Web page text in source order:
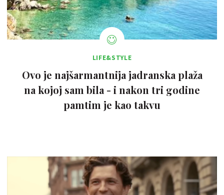
LIFE&STYLE
Ovo je najšarmantnija jadranska plaža
na kojoj sam bila - i nakon tri godine
pamtim je kao takvu